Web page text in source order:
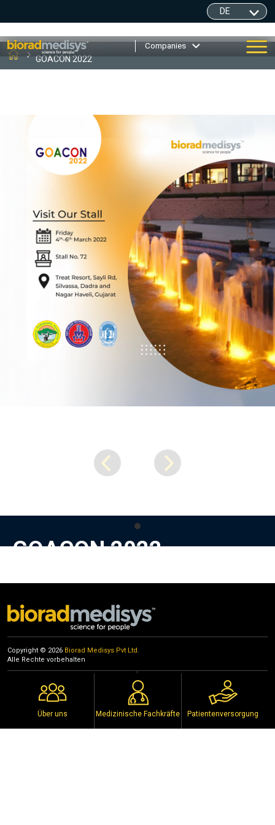
Companies
Über uns Medizinische Fachkräfte Patientenversorgung
GOACON 2022
GOACON 2022
4th to 6th March 2022
Copyright © 2026 Biorad Medisys Pvt Ltd.
Alle Rechte vorbehalten
Vertriebshändler
Urheberrechtshinweis
Nutzungsbedingungen